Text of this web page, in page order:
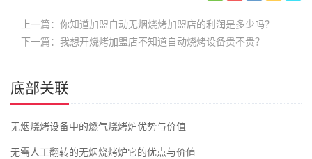
上一篇：你知道加盟自动无烟烧烤加盟店的利润是多少吗？
下一篇：我想开烧烤加盟店不知道自动烧烤设备贵不贵？
底部关联
无烟烧烤设备中的燃气烧烤炉优势与价值
无需人工翻转的无烟烧烤炉它的优点与价值